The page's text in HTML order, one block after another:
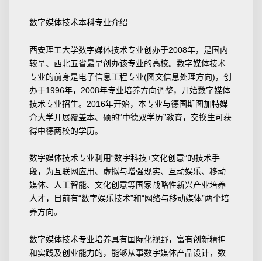
数字媒体技术本科专业介绍
西安理工大学数字媒体技术专业创办于2008年，是国内
较早、西北五省最早创办该专业的高校。数字媒体技术
专业的前身是电子信息工程专业(图文信息处理方向)，创
办于1996年，2008年专业培养方向调整，开始数字媒体
技术专业招生。2016年开始，本专业与德国斯图加特媒
介大学开展覆盖本、硕的“中德双学历”教育，交换生可获
得中德两校的学历。
数字媒体技术专业利用“数字科技+文化创意”的技术手
段，为互联网应用、虚拟与增强现实、互动娱乐、移动
媒体、人工智能、文化创意等国家战略性新兴产业培养
人才，目前有“数字娱乐技术”和“网络与移动媒体”两个培
养方向。
数字媒体技术专业培养具有国际化视野，富有创新精神
和实践及创业能力的，能够从事数字媒体产品设计，数